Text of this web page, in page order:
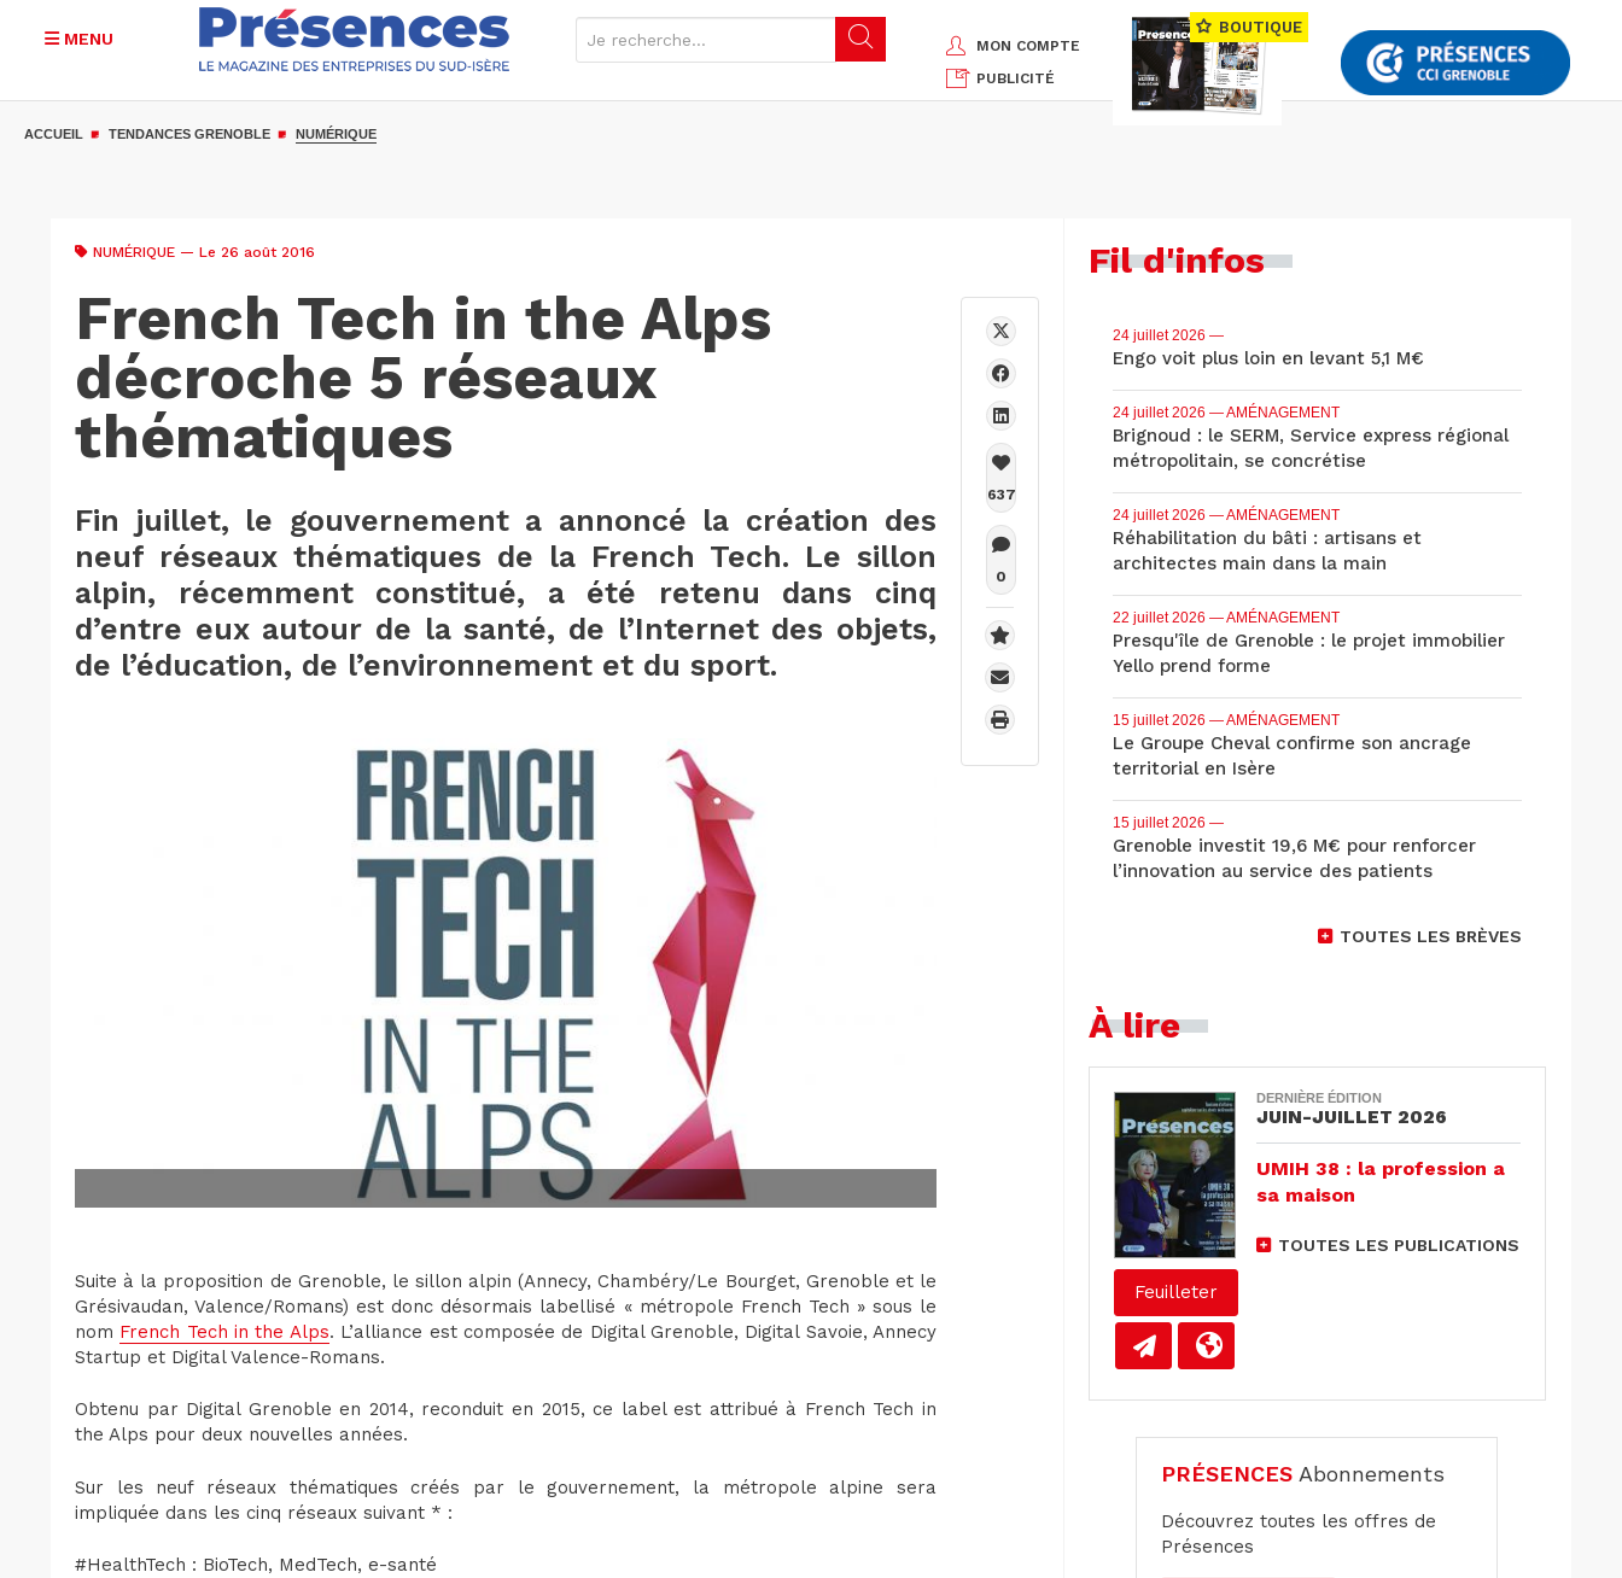
MENU
MON COMPTE
PUBLICITÉ
BOUTIQUE
ACCUEIL TENDANCES GRENOBLE NUMÉRIQUE
NUMÉRIQUE — Le 26 août 2016
French Tech in the Alps
décroche 5 réseaux
thématiques
Fin juillet, le gouvernement a annoncé la création des
neuf réseaux thématiques de la French Tech. Le sillon
alpin, récemment constitué, a été retenu dans cinq
d’entre eux autour de la santé, de l’Internet des objets,
de l’éducation, de l’environnement et du sport.
Suite à la proposition de Grenoble, le sillon alpin (Annecy, Chambéry/Le Bourget, Grenoble et le
Grésivaudan, Valence/Romans) est donc désormais labellisé « métropole French Tech » sous le
nom French Tech in the Alps. L’alliance est composée de Digital Grenoble, Digital Savoie, Annecy
Startup et Digital Valence-Romans.
Obtenu par Digital Grenoble en 2014, reconduit en 2015, ce label est attribué à French Tech in
the Alps pour deux nouvelles années.
Sur les neuf réseaux thématiques créés par le gouvernement, la métropole alpine sera
impliquée dans les cinq réseaux suivant * :
#HealthTech : BioTech, MedTech, e-santé
637
0
Fil d'infos
24 juillet 2026 —
Engo voit plus loin en levant 5,1 M€
24 juillet 2026 — AMÉNAGEMENT
Brignoud : le SERM, Service express régional
métropolitain, se concrétise
24 juillet 2026 — AMÉNAGEMENT
Réhabilitation du bâti : artisans et
architectes main dans la main
22 juillet 2026 — AMÉNAGEMENT
Presqu'île de Grenoble : le projet immobilier
Yello prend forme
15 juillet 2026 — AMÉNAGEMENT
Le Groupe Cheval confirme son ancrage
territorial en Isère
15 juillet 2026 —
Grenoble investit 19,6 M€ pour renforcer
l’innovation au service des patients
TOUTES LES BRÈVES
À lire
Feuilleter
DERNIÈRE ÉDITION
JUIN-JUILLET 2026
UMIH 38 : la profession a
sa maison
TOUTES LES PUBLICATIONS
PRÉSENCES Abonnements
Découvrez toutes les offres de
Présences